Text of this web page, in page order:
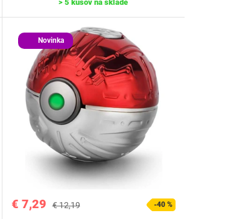
> 5 kusov na sklade
Novinka
€ 7,29 € 12,19 -40 %